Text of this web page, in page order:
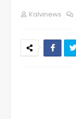
Kalvinews